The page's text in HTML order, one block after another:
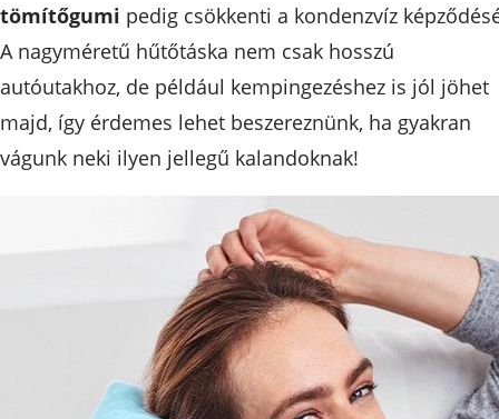
tömítőgumi pedig csökkenti a kondenzvíz
A nagyméretű hűtőtáska nem csak hosszú
autóutakhoz, de például kempingezéshez is jól jöhet
majd, így érdemes lehet beszereznünk, ha gyakran
vágunk neki ilyen jellegű kalandoknak!